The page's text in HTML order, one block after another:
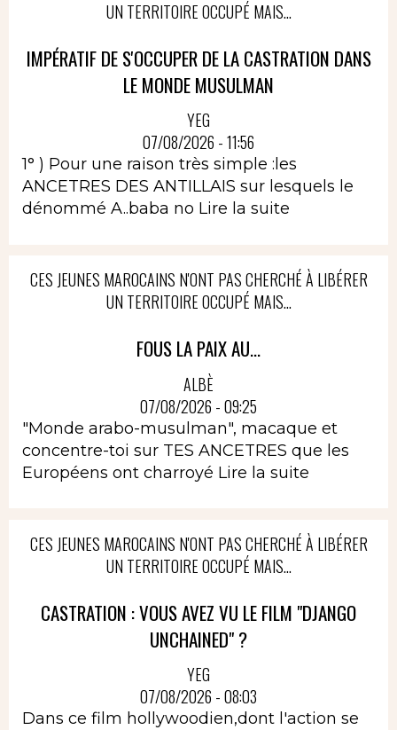
UN TERRITOIRE OCCUPÉ MAIS...
IMPÉRATIF DE S'OCCUPER DE LA CASTRATION DANS
LE MONDE MUSULMAN
YEG
07/08/2026 - 11:56
1° ) Pour une raison très simple :les
ANCETRES DES ANTILLAIS sur lesquels le
dénommé A..baba no Lire la suite
CES JEUNES MAROCAINS N'ONT PAS CHERCHÉ À LIBÉRER
UN TERRITOIRE OCCUPÉ MAIS...
FOUS LA PAIX AU...
ALBÈ
07/08/2026 - 09:25
"Monde arabo-musulman", macaque et
concentre-toi sur TES ANCETRES que les
Européens ont charroyé Lire la suite
CES JEUNES MAROCAINS N'ONT PAS CHERCHÉ À LIBÉRER
UN TERRITOIRE OCCUPÉ MAIS...
CASTRATION : VOUS AVEZ VU LE FILM "DJANGO
UNCHAINED" ?
YEG
07/08/2026 - 08:03
Dans ce film hollywoodien,dont l'action se